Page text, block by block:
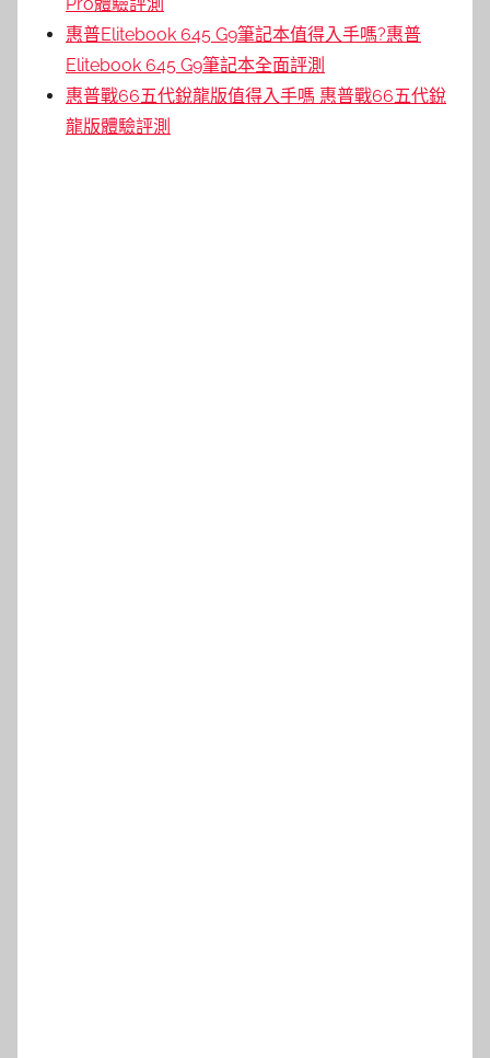
惠普Elitebook 645 G9筆記本值得入手嗎?惠普
Elitebook 645 G9筆記本全面評測
惠普戰66五代銳龍版值得入手嗎 惠普戰66五代銳
龍版體驗評測